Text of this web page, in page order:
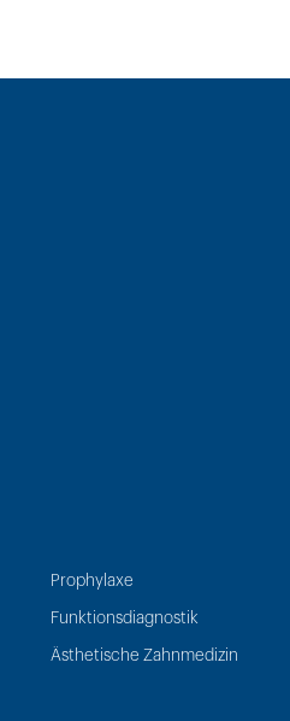
Prophylaxe
Funktionsdiagnostik
Ästhetische Zahnmedizin